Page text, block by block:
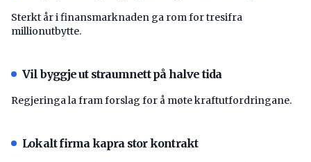
Sterkt år i finansmarknaden ga rom for tresifra
millionutbytte.
Vil byggje ut straumnett på halve tida
Regjeringa la fram forslag for å møte kraftutfordringane.
Lokalt firma kapra stor kontrakt